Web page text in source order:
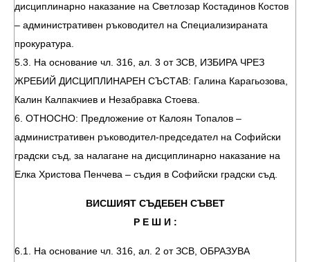
дисциплинарно наказание на Светлозар Костадинов Костов
– административен ръководител на Специализираната
прокуратура.
5.3. На основание чл. 316, ал. 3 от ЗСВ, ИЗБИРА ЧРЕЗ
ЖРЕБИЙ ДИСЦИПЛИНАРЕН СЪСТАВ: Галина Карагьозова,
Калин Калпакчиев и Незабравка Стоева.
6. ОТНОСНО: Предложение от Калоян Топалов –
административен ръководител-председател на Софийски
градски съд, за налагане на дисциплинарно наказание на
Елка Христова Пенчева – съдия в Софийски градски съд.
ВИСШИЯТ СЪДЕБЕН СЪВЕТ
Р Е Ш И :
6.1. На основание чл. 316, ал. 2 от ЗСВ, ОБРАЗУВА